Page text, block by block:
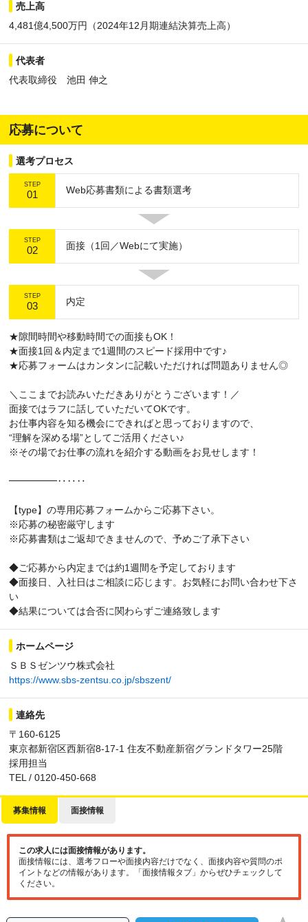
売上高
4,481億4,500万円（2024年12月期連結決算売上高）
代表者
代表取締役 池田 伸之
応募について
選考プロセス
STEP
01 Web応募書類による書類選考
STEP
02 面接（1回／Webにて実施）
STEP
03 内定
★隙間時間や移動時間での面接もOK！
★面接1回＆内定まで1週間のスピード採用中です♪
★応募フォームはカンタンに記載いただければ問題ありません◎
＼ここまでお読みいただきありがとうございます！／
面接ではラフに話していただいてOKです。
お仕事内容を知る機会にできればと思っておりますので、
“理解を深める場”としてご活用ください♪
※その場でお仕事の流れを紹介する動画をお見せします！
━━━━━‥‥‥
【type】の専用応募フォームからご応募下さい。
※応募の秘密厳守します
※応募書類はご返却できませんので、予めご了承下さい
◆ご応募から内定までは約1週間を予定しております
◆面接日、入社日はご相談に応じます。お気軽にお問い合わせ下さ
い
◆結果については合否に関わらずご連絡致します
ホームページ
ＳＢＳゼンツウ株式会社
https://www.sbs-zentsu.co.jp/sbszent/
連絡先
〒160-6125
東京都新宿区西新宿8-17-1 住友不動産新宿グランドタワー25階
採用担当
TEL / 0120-450-668
募集情報 面接情報
この求人には面接情報があります。
面接情報には、選考フローや面接内容だけでなく、面接内容や質問のポ
イントなどの情報があります。「面接情報タブ」からぜひチェックして
ください。